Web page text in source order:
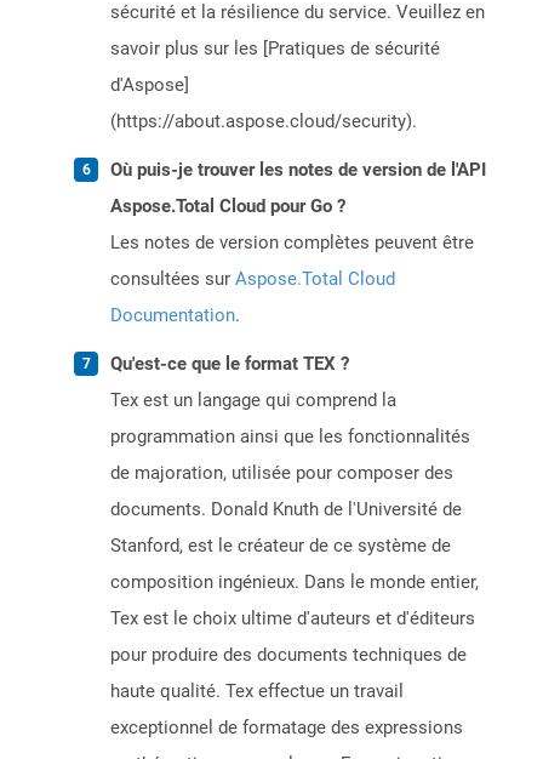
sécurité et la résilience du service. Veuillez en
savoir plus sur les [Pratiques de sécurité
d'Aspose]
(https://about.aspose.cloud/security).
Où puis-je trouver les notes de version de l'API
Aspose.Total Cloud pour Go ?
Les notes de version complètes peuvent être
consultées sur Aspose.Total Cloud
Documentation.
Qu'est-ce que le format TEX ?
Tex est un langage qui comprend la
programmation ainsi que les fonctionnalités
de majoration, utilisée pour composer des
documents. Donald Knuth de l'Université de
Stanford, est le créateur de ce système de
composition ingénieux. Dans le monde entier,
Tex est le choix ultime d'auteurs et d'éditeurs
pour produire des documents techniques de
haute qualité. Tex effectue un travail
exceptionnel de formatage des expressions